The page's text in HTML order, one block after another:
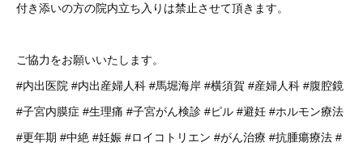
付き添いの方の院内立ち入りは禁止させて頂きます。
ご協力をお願いいたします。
#内出医院 #内出産婦人科 #馬堀海岸 #横須賀 #産婦人科 #腹腔鏡
#子宮内膜症 #生理痛 #子宮がん検診 #ピル #避妊 #ホルモン療法
#更年期 #中絶 #妊娠 #ロイコトリエン #がん治療 #抗腫瘍療法 #